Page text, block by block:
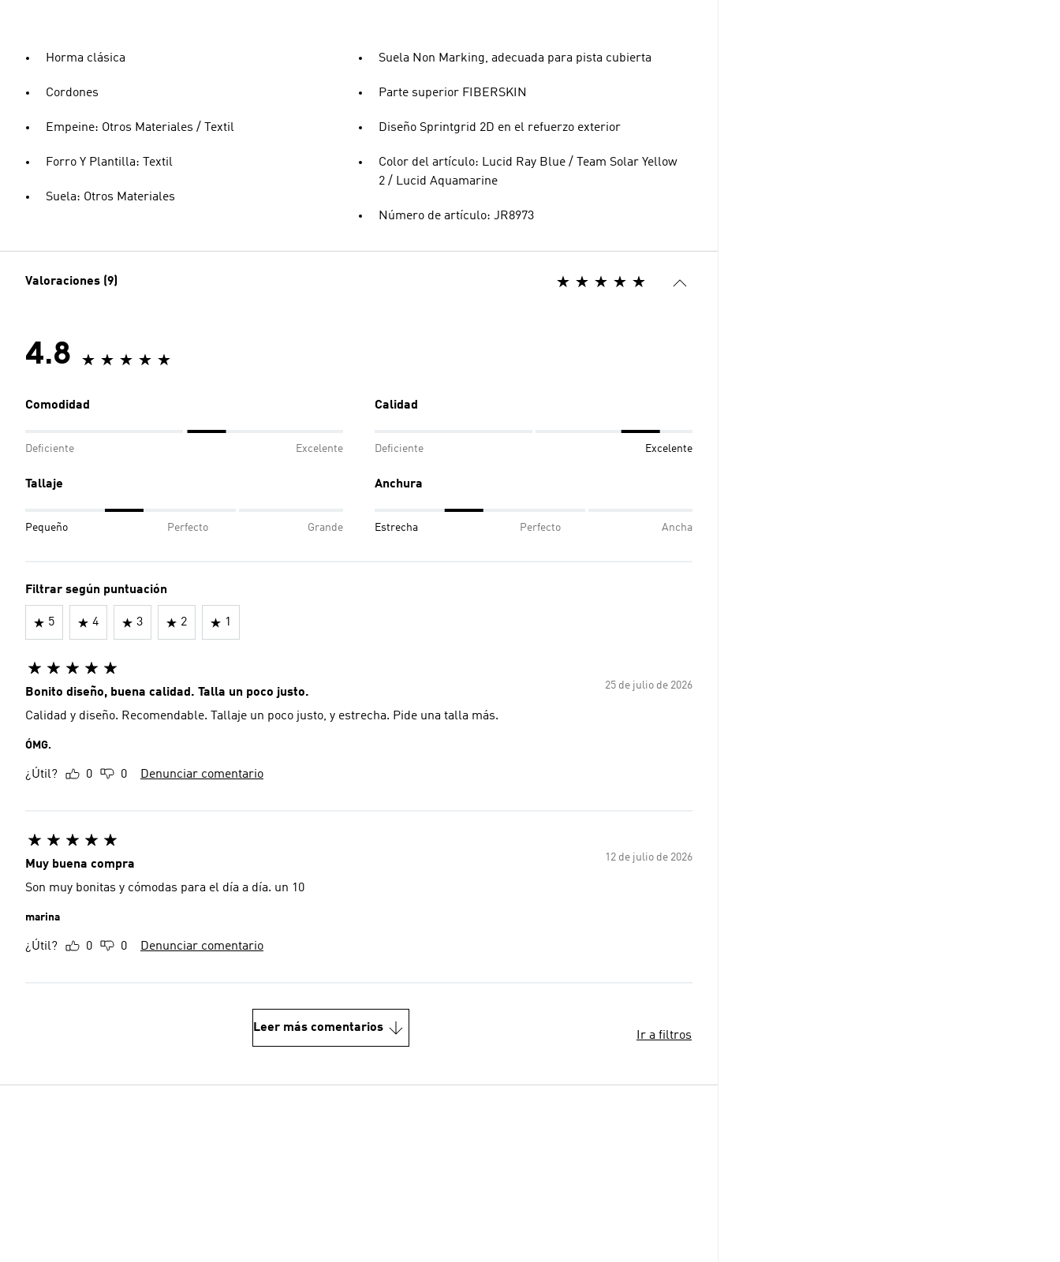
Horma clásica
Cordones
Empeine: Otros Materiales / Textil
Forro Y Plantilla: Textil
Suela: Otros Materiales
Suela Non Marking, adecuada para pista cubierta
Parte superior FIBERSKIN
Diseño Sprintgrid 2D en el refuerzo exterior
Color del artículo: Lucid Ray Blue / Team Solar Yellow
2 / Lucid Aquamarine
Número de artículo: JR8973
Valoraciones (9)
4.8
Comodidad
Deficiente Excelente
Calidad
Deficiente Excelente
Tallaje
Pequeño Perfecto Grande
Anchura
Estrecha Perfecto Ancha
Filtrar según puntuación
5 4 3 2 1
25 de julio de 2026
Bonito diseño, buena calidad. Talla un poco justo.
Calidad y diseño. Recomendable. Tallaje un poco justo, y estrecha. Pide una talla más.
ÓMG.
¿Útil? 0 0 Denunciar comentario
12 de julio de 2026
Muy buena compra
Son muy bonitas y cómodas para el día a día. un 10
marina
¿Útil? 0 0 Denunciar comentario
Leer más comentarios
Ir a filtros